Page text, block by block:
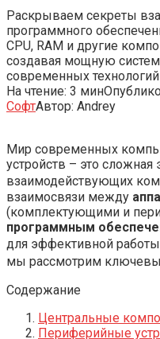
Раскрываем секреты
программного
CPU, RAM и другие
создавая мощную
современных
На чтение: 3 мин
СофтАвтор: Andrey
Мир современных
устройств – это сложная
взаимодействующих
взаимосвязи между
(комплектующими и
программным
для эффективной работы
мы рассмотрим
Содержание
Центральные
Периферийные